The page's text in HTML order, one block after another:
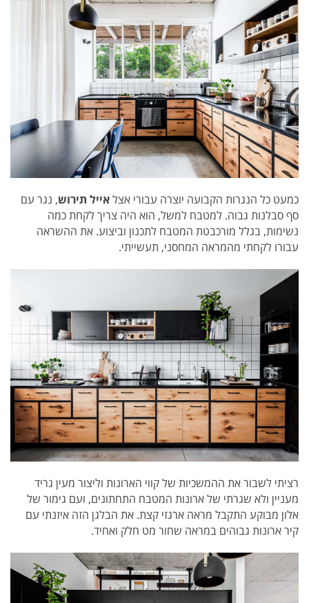
כמעט כל הנגרות הקבועה יוצרה עבורי אצלאייל תירוש, נגר עם
סף סבלנות גבוה. למטבח למשל, הוא היה צריך לקחת כמה
נשימות, בגלל מורכבטת המטבח לתכנון וביצוע. את ההשראה
עבורו לקחתי מהמראה המחסני, תעשייתי.
רציתי לשבור את ההמשכיות של קווי הארונות וליצור מעין גריד
מעניין ולא שגרתי של ארונות המטבח התחתונים, ועם גימור של
אלון מבוקע התקבל מראה ארגזי קצת. את הבלגן הזה איזנתי עם
קיר ארונות גבוהים במראה שחור מט חלק ואחיד.